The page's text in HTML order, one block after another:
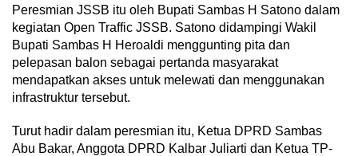
Peresmian JSSB itu oleh Bupati Sambas H Satono dalam
kegiatan Open Traffic JSSB. Satono didampingi Wakil
Bupati Sambas H Heroaldi menggunting pita dan
pelepasan balon sebagai pertanda masyarakat
mendapatkan akses untuk melewati dan menggunakan
infrastruktur tersebut.
Turut hadir dalam peresmian itu, Ketua DPRD Sambas
Abu Bakar, Anggota DPRD Kalbar Juliarti dan Ketua TP-